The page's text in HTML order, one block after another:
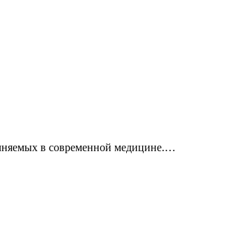
в современной медицине.…